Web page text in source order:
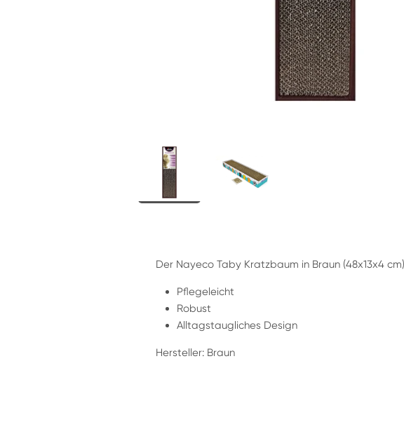
Der Nayeco Taby Kratzbaum in Braun (48x13x4
Pflegeleicht
Robust
Alltagstaugliches Design
Hersteller: Braun